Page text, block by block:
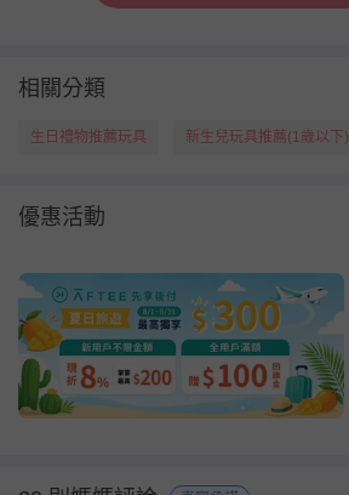
相關分類
生日禮物推薦玩具 新生兒玩具推薦(1歲以下)
優惠活動